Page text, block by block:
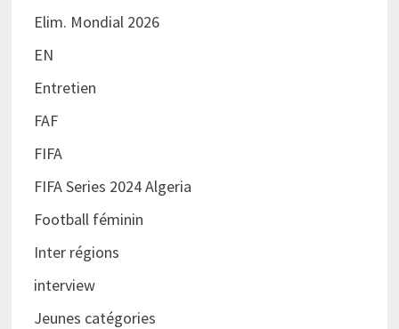
Elim. Mondial 2026
EN
Entretien
FAF
FIFA
FIFA Series 2024 Algeria
Football féminin
Inter régions
interview
Jeunes catégories